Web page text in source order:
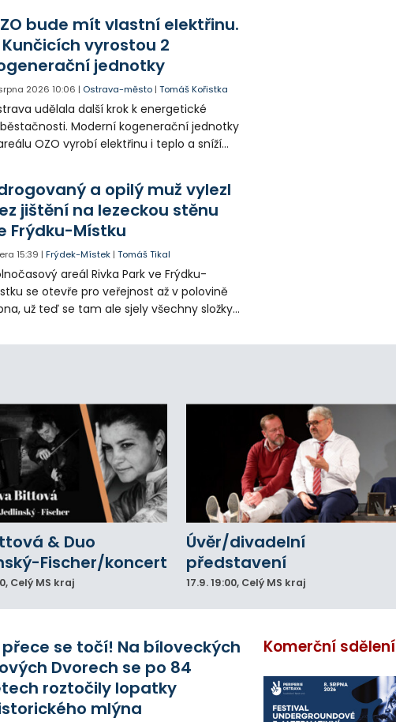
bude mít vlastní elektřinu.
Kunčicích vyrostou 2
jednotky
2026 10:06 | Ostrava-město |Tomáš Kořistka
udělala další krok k energetické
Moderní kogenerační jednotky
OZO vyrobí elektřinu i teplo a sníží
a opilý muž vylezl
jištění na lezeckou stěnu
Frýdku-Místku
15:39 |Frýdek-Místek |Tomáš Tikal
areál Rivka Park ve Frýdku-
se otevře pro veřejnost až v polovině
už teď se tam ale sjely všechny složky
opilého muže pod vlivem drog do
& Duo
Fischer/koncert
, Celý MS kraj
Úvěr/divadelní
představení
17.9.19:00, Celý MS kraj
přece se točí! Na bíloveckých
Dvorech se po 84
roztočily lopatky
mlýna
Komerční sdělení